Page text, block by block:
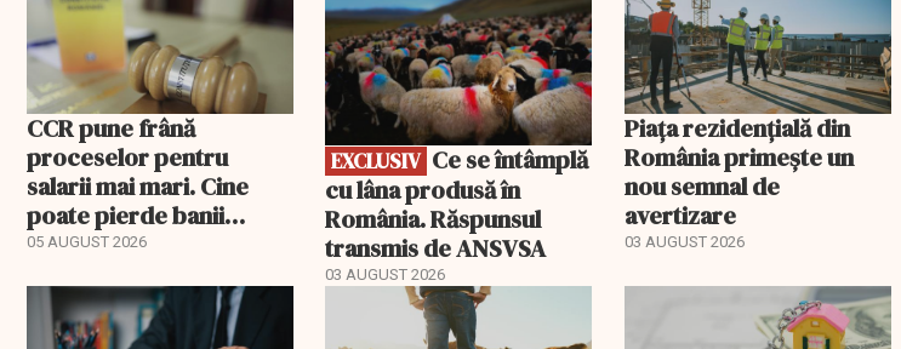
CCR pune frână
proceselor pentru
salarii mai mari. Cine
poate pierde banii
ceruți statului
05 AUGUST 2026
EXCLUSIV
cu lâna produsă în
România. Răspunsul
transmis de ANSVSA
03 AUGUST 2026
Piața rezidențială din
România primește un
nou semnal de
avertizare
03 AUGUST 2026